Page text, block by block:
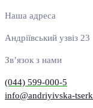
Наша адреса
Андріївський узвіз 23
Зв’язок з нами
(044) 599-000-5
info@andriyivska-